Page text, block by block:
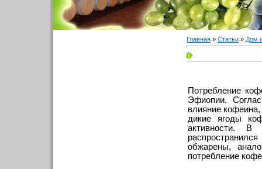
Главная » Статьи » Дом
Потребление
Эфиопии.
влияние
дикие ягоды
активности.
обжарены,
потребление